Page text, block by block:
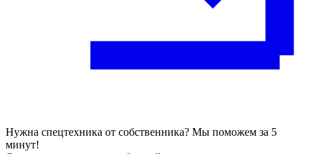
Нужна спецтехника от собственника? Мы поможем за 5
минут!